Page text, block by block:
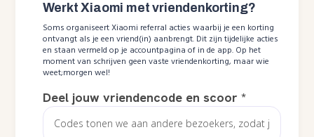
Werkt Xiaomi met vriendenkorting?
Soms organiseert Xiaomi referral acties waarbij je een korting
ontvangt als je een vriend(in) aanbrengt. Dit zijn tijdelijke acties
en staan vermeld op je accountpagina of in de app. Op het
moment van schrijven geen vaste vriendenkorting, maar wie
weet;morgen wel!
Deel jouw vriendencode en scoor*